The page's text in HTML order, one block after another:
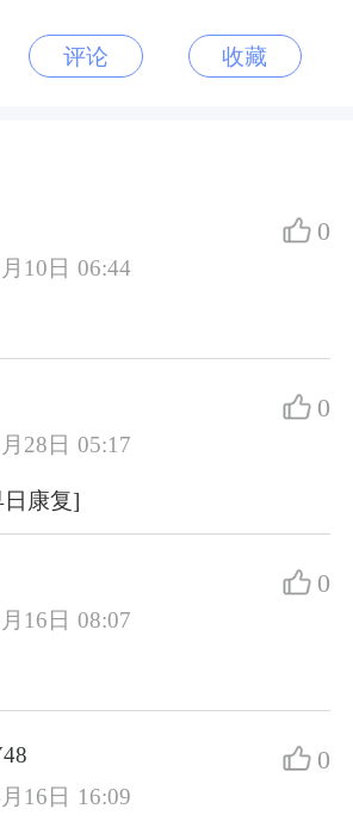
评论 收藏
10日 06:44
0
28日 05:17
0
康复]
16日 08:07
0
16日 16:09
0